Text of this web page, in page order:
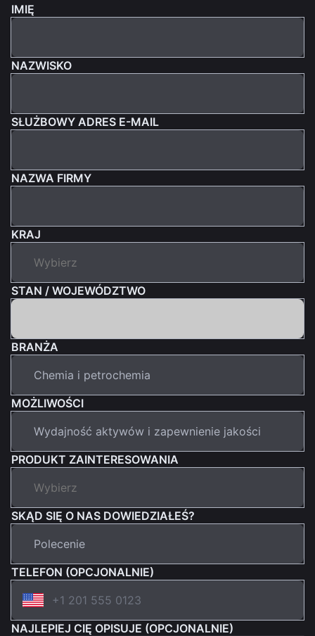
IMIĘ
NAZWISKO
SŁUŻBOWY ADRES E-MAIL
NAZWA FIRMY
KRAJ
STAN / WOJEWÓDZTWO
BRANŻA
MOŻLIWOŚCI
PRODUKT ZAINTERESOWANIA
SKĄD SIĘ O NAS DOWIEDZIAŁEŚ?
TELEFON (OPCJONALNIE)
NAJLEPIEJ CIĘ OPISUJE (OPCJONALNIE)